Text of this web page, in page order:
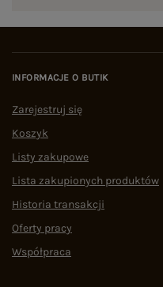
INFORMACJE O BUTIK
Zarejestruj się
Koszyk
Listy zakupowe
Lista zakupionych produktów
Historia transakcji
Oferty pracy
Współpraca